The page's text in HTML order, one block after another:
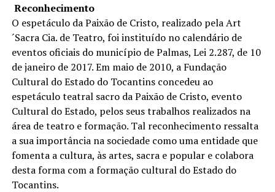
Reconhecimento
O espetáculo da Paixão de Cristo, realizado pela Art
´Sacra Cia. de Teatro, foi instituído no calendário de
eventos oficiais do município de Palmas, Lei 2.287, de 10
de janeiro de 2017. Em maio de 2010, a Fundação
Cultural do Estado do Tocantins concedeu ao
espetáculo teatral sacro da Paixão de Cristo, evento
Cultural do Estado, pelos seus trabalhos realizados na
área de teatro e formação. Tal reconhecimento ressalta
a sua importância na sociedade como uma entidade que
fomenta a cultura, às artes, sacra e popular e colabora
desta forma com a formação cultural do Estado do
Tocantins.